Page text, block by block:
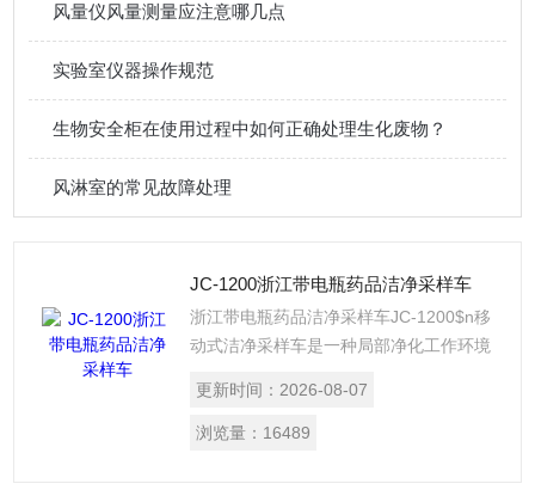
风量仪风量测量应注意哪几点
实验室仪器操作规范
生物安全柜在使用过程中如何正确处理生化废物？
风淋室的常见故障处理
JC-1200浙江带电瓶药品洁净采样车
浙江带电瓶药品洁净采样车JC-1200$n移
动式洁净采样车是一种局部净化工作环境
低、试用简单、可移动等优点，被大多数
GMP认证单位所采用。
更新时间： 2026-08-07
浏览量： 16489